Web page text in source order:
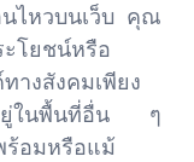
นไหวบนเว็บ คุณ
ะโยชน์หรือ
างสังคมเพียง
อยู่ในพื้นที่อื่น ๆ
ร้อมหรือแม้